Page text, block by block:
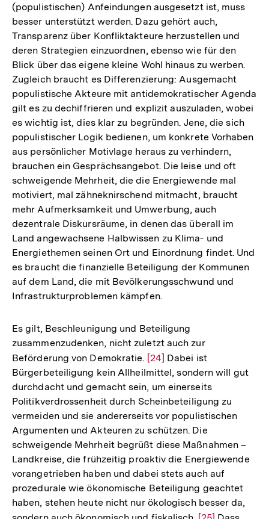
(populistischen) Anfeindungen ausgesetzt ist, muss
besser unterstützt werden. Dazu gehört auch,
Transparenz über Konfliktakteure herzustellen und
deren Strategien einzuordnen, ebenso wie für den
Blick über das eigene kleine Wohl hinaus zu werben.
Zugleich braucht es Differenzierung: Ausgemacht
populistische Akteure mit antidemokratischer Agenda
gilt es zu dechiffrieren und explizit auszuladen, wobei
es wichtig ist, dies klar zu begründen. Jene, die sich
populistischer Logik bedienen, um konkrete Vorhaben
aus persönlicher Motivlage heraus zu verhindern,
brauchen ein Gesprächsangebot. Die leise und oft
schweigende Mehrheit, die die Energiewende mal
motiviert, mal zähneknirschend mitmacht, braucht
mehr Aufmerksamkeit und Umwerbung, auch
dezentrale Diskursräume, in denen das überall im
Land angewachsene Halbwissen zu Klima- und
Energiethemen seinen Ort und Einordnung findet. Und
es braucht die finanzielle Beteiligung der Kommunen
auf dem Land, die mit Bevölkerungsschwund und
Infrastrukturproblemen kämpfen.
Es gilt, Beschleunigung und Beteiligung
zusammenzudenken, nicht zuletzt auch zur
Beförderung von Demokratie. Zur
Auflösung
der
Fußnote
[24] Dabei ist
Bürgerbeteiligung kein Allheilmittel, sondern will gut
durchdacht und gemacht sein, um einerseits
Politikverdrossenheit durch Scheinbeteiligung zu
vermeiden und sie andererseits vor populistischen
Argumenten und Akteuren zu schützen. Die
schweigende Mehrheit begrüßt diese Maßnahmen –
Landkreise, die frühzeitig proaktiv die Energiewende
vorangetrieben haben und dabei stets auch auf
prozedurale wie ökonomische Beteiligung geachtet
haben, stehen heute nicht nur ökologisch besser da,Zum